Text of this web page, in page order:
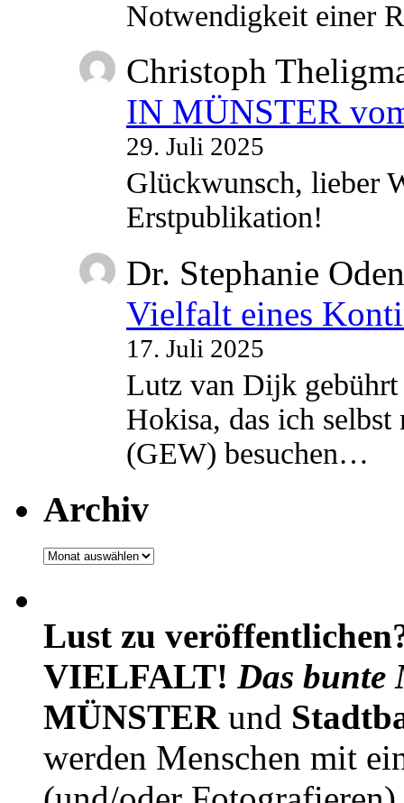
Notwendigkeit einer
Christoph
IN MÜNSTER
29. Juli 2025
Glückwunsch, lieber
Erstpublikation!
Dr. Stephanie
Vielfalt eines
17. Juli 2025
Lutz van Dijk
Hokisa, das ich
(GEW) besuchen…
Archiv
Archiv
Lust zu
VIELFALT! Das bunte
MÜNSTERund
werden Menschen mit